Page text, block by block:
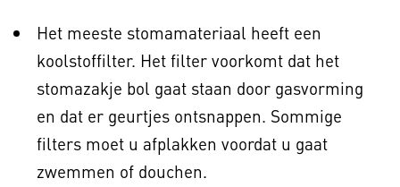
Het meeste stomamateriaal heeft een
koolstoffilter. Het filter voorkomt dat het
stomazakje bol gaat staan door gasvorming
en dat er geurtjes ontsnappen. Sommige
filters moet u afplakken voordat u gaat
zwemmen of douchen.